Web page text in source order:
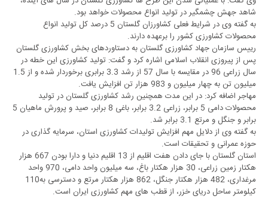
شاهد جهش چشمگیر در تولید انواع محصولات خواهد بود.
به گفته وی در شرایط فعلی کشاورزان گلستان 5 درصد کل تولید انواع
محصولات کشاورزی کشور را برعهده دارند.
رییس سازمان جهاد کشاورزی گلستان به دستاوردهای بخش کشاورزی گلستان
پس از پیروزی انقلاب اسلامی اشاره کرد و گفت: تولید کشاورزی این خطه در
سال زراعی 96 در مقایسه با سال 57 از رشد 3.3 برابری برخوردار شده و از 1.5
میلیون تن به چهار میلیون و 983 هزار تن افزایش یافت.
مهاجر اضافه کرد: در این مدت همچنین رشد کشاورزی گلستان در تولید
محصولات دامی 5 برابر، زراعی 3.2 برابر، باغی 8 برابر، صید و پرورش ماهیان 5
برابر و جنگل و مرتع 3.1 برابر شد.
به گفته وی از دلایل مهم افزایش تولیدات کشاورزی استان، سرمایه گذاری در
حوزه عمرانی و تحقیقات است.
استان گلستان با جای دادن هفت اقلیم از 13 اقلیم دنیا و دارا بودن 667 هزار
هکتار زمین زراعی، 30 هزار هکتار باغ، سه میلیون واحد دامی، 970 واحد
مرغداری، 482 هزار هکتار جنگل، 862 هزار هکتار مرتع و دسترسی به110
کیلومتر ساحل دریای خزر، از قطب های مهم کشاورزی ایران است.